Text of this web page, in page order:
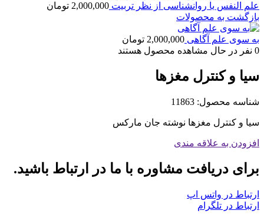
علم النفس یا روانشناسی از نظر تربیت 2,000,000 تومان
بازگشت به محصولات
به سوی علم آگاهی 2,000,000 تومان
0 نفر در حال مشاهده محصول هستند
سیا و کنترل مغزها
شناسه محصول: 11863
سیا و کنترل مغزها نوشته جان مارکس
افزودن به علاقه مندی
برای دریافت مشاوره با ما در ارتباط باشید.
ارتباط در واتس اپ
ارتباط در تلگرام